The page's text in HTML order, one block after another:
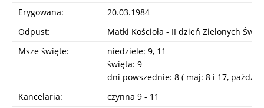
Erygowana:
20.03.1984
Odpust:
Matki Kościoła - II dzień Zielonych Świąt
Msze święte:
niedziele: 9, 11
święta: 9
dni powszednie: 8 ( maj: 8 i 17,
Kancelaria:
czynna 9 - 11